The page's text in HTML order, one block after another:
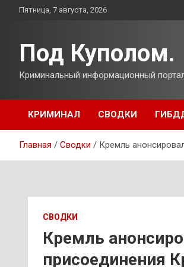
ПерейтиПятница, 7 августа, 2026
Под Куполом.
Криминальный информационный
КРИМИНАЛ СВОДКИ
Главная Сводки Кремль
СВОДКИ
Кремль
присоединения